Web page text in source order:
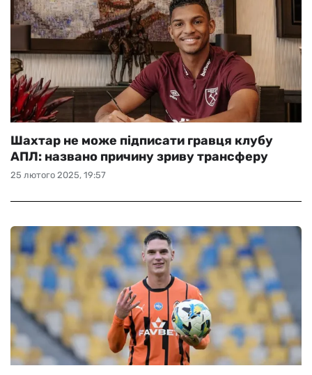
25 лютого 2025, 19:57
Шахтар не може підписати гравця клубу
АПЛ: названо причину зриву трансферу